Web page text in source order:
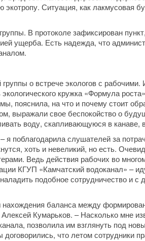
экотропу. Ситуация, как лакмусовая
В протоколе зафиксирован
ущерба. Есть надежда, что
о встрече экологов с
кружка «Формула
пояснила, на что и почему стоит
выражали свое беспокойство о
воду, скапливающуюся в канаве,
поблагодарила слушателей за
хоть и невеликий, но есть.
Ведь действия рабочих во
КГУП «Камчатский водоканал» –
подобное сотрудничество и с
баланса между
Кумарьков. – Насколько мне
позволила им взглянуть под
что летом сотрудники